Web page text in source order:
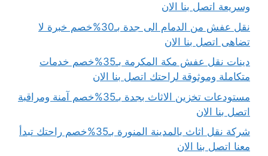
وسريعة اتصل بنا الان
نقل عفش من الدمام الى جدة بـ30%خصم خبرة لا
تضاهى اتصل بنا الان
دينات نقل عفش مكة المكرمة بـ35%خصم خدمات
متكاملة وموثوقة لراحتك اتصل بنا الان
مستودعات تخزين الاثاث بجدة بـ35%خصم آمنة ومراقبة
اتصل بنا الان
شركة نقل اثاث بالمدينة المنورة بـ35%خصم راحتك تبدأ
معنا اتصل بنا الان